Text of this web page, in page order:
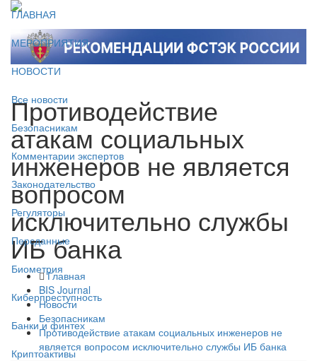
ГЛАВНАЯ
МЕРОПРИЯТИЯ
НОВОСТИ
Все новости
Безопасникам
Комментарии экспертов
Законодательство
Регуляторы
Персданные
Биометрия
Киберпреступность
Банки и финтех
Криптоактивы
Противодействие
атакам социальных
инженеров не является
вопросом
исключительно службы
ИБ банка
Главная
BIS Journal
Новости
Безопасникам
Противодействие атакам социальных инженеров не
является вопросом исключительно службы ИБ банка